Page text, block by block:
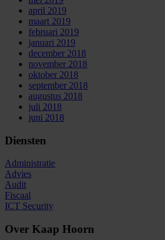
april 2019
maart 2019
februari 2019
januari 2019
december 2018
november 2018
oktober 2018
september 2018
augustus 2018
juli 2018
juni 2018
Diensten
Administratie
Advies
Audit
Fiscaal
ICT Security
Over Kaap Hoorn